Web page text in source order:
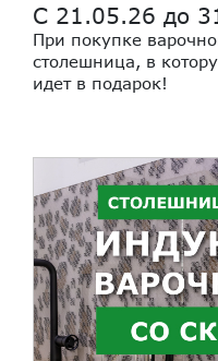
С 21.05.26 до
При покупке
столешница, в
идет в подарок!